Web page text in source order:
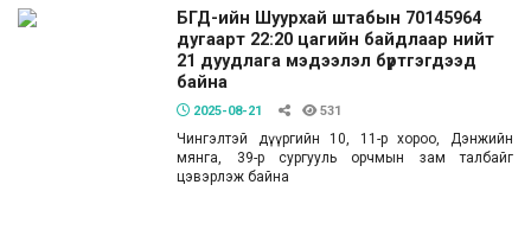
БГД-ийн Шуурхай штабын 70145964
дугаарт 22:20 цагийн байдлаар нийт
21 дуудлага мэдээлэл бүртгэгдээд
байна
2025-08-21 531
Чингэлтэй дүүргийн 10, 11-р хороо, Дэнжийн
мянга, 39-р сургууль орчмын зам талбайг
цэвэрлэж байна